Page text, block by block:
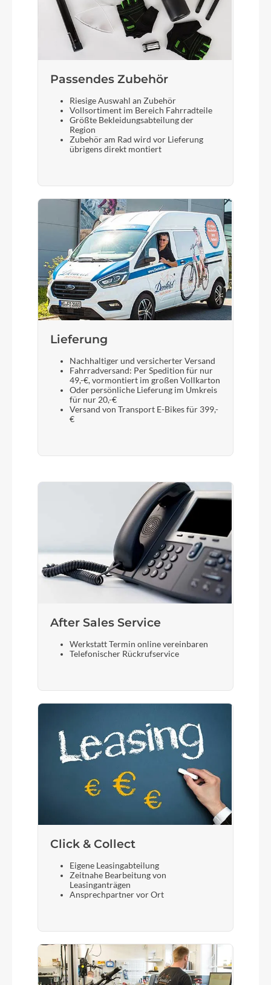
28 Zoll
Gepäckträger
Schalthebel
Shimano Acera 8S
Shimano
Steuersatz
Acros AICR internal 1.1/8"-1.5" angle limit
Sattel
Selle Royal Essenza+
Suntour NCX32-D coil LO 63mm
Passendes Zubehör
Riesige Auswahl an Zubehör
Vollsortiment im Bereich Fahrradteile
Größte Bekleidungsabteilung der
Region
Zubehör am Rad wird vor Lieferung
übrigens direkt montiert
Lieferung
Nachhaltiger und versicherter Versand
Fahrradversand: Per Spedition für nur
49,-€, vormontiert im großen Vollkarton
Oder persönliche Lieferung im Umkreis
für nur 20,-€
Versand von Transport E-Bikes für 399,-
€
After Sales Service
Werkstatt Termin online vereinbaren
Telefonischer Rückrufservice
Click & Collect
Eigene Leasingabteilung
Zeitnahe Bearbeitung von
Leasinganträgen
Ansprechpartner vor Ort